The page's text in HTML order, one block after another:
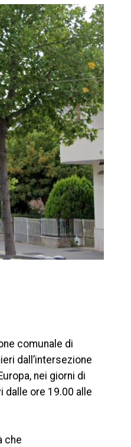
comunale di
dall’intersezione
nei giorni di
dalle ore 19.00 alle
che